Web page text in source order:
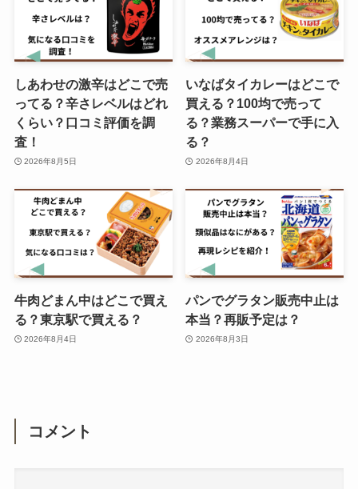
しあわせの激辛はどこで売
ってる？辛さレベルはどれ
くらい？口コミ評価を調
査！
2026年8月5日
いなばタイカレーはどこで
買える？100均で売って
る？業務スーパーで手に入
る？
2026年8月4日
牛肉どまん中はどこで買え
る？東京駅で買える？
2026年8月4日
パンでグラタン販売中止は
本当？再販予定は？
2026年8月3日
コメント